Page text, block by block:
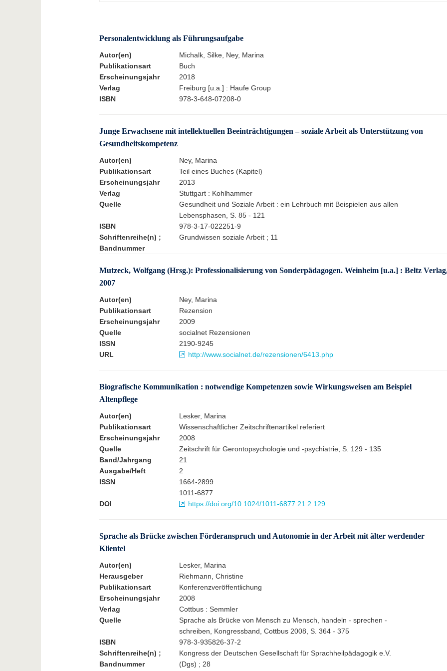
Personalentwicklung als Führungsaufgabe
Autor(en)
Michalk, Silke, Ney, Marina
Publikationsart
Buch
Erscheinungsjahr
2018
Verlag
Freiburg [u.a.] : Haufe Group
ISBN
978-3-648-07208-0
Junge Erwachsene mit intellektuellen Beeinträchtigungen – soziale Arbeit als Unterstützung von
Gesundheitskompetenz
Autor(en)
Ney, Marina
Publikationsart
Teil eines Buches (Kapitel)
Erscheinungsjahr
2013
Verlag
Stuttgart : Kohlhammer
Quelle
Gesundheit und Soziale Arbeit : ein Lehrbuch mit Beispielen aus allen
Lebensphasen, S. 85 - 121
ISBN
978-3-17-022251-9
Schriftenreihe(n) ;
Bandnummer
Grundwissen soziale Arbeit ; 11
Mutzeck, Wolfgang (Hrsg.): Professionalisierung von Sonderpädagogen. Weinheim [u.a.] : Beltz
2007
Autor(en)
Ney, Marina
Publikationsart
Rezension
Erscheinungsjahr
2009
Quelle
socialnet Rezensionen
ISSN
2190-9245
URL
http://www.socialnet.de/rezensionen/6413.php
Biografische Kommunikation : notwendige Kompetenzen sowie Wirkungsweisen am Beispiel
Altenpflege
Autor(en)
Lesker, Marina
Publikationsart
Wissenschaftlicher Zeitschriftenartikel referiert
Erscheinungsjahr
2008
Quelle
Zeitschrift für Gerontopsychologie und -psychiatrie, S. 129 - 135
Band/Jahrgang
21
Ausgabe/Heft
2
ISSN
1664-2899
1011-6877
DOI
https://doi.org/10.1024/1011-6877.21.2.129
Sprache als Brücke zwischen Förderanspruch und Autonomie in der Arbeit mit älter werdender
Klientel
Autor(en)
Lesker, Marina
Herausgeber
Riehmann, Christine
Publikationsart
Konferenzveröffentlichung
Erscheinungsjahr
2008
Verlag
Cottbus : Semmler
Quelle
Sprache als Brücke von Mensch zu Mensch, handeln - sprechen -
schreiben, Kongressband, Cottbus 2008, S. 364 - 375
ISBN
978-3-935826-37-2
Schriftenreihe(n) ;
Bandnummer
Kongress der Deutschen Gesellschaft für Sprachheilpädagogik e.V.
(Dgs) ; 28